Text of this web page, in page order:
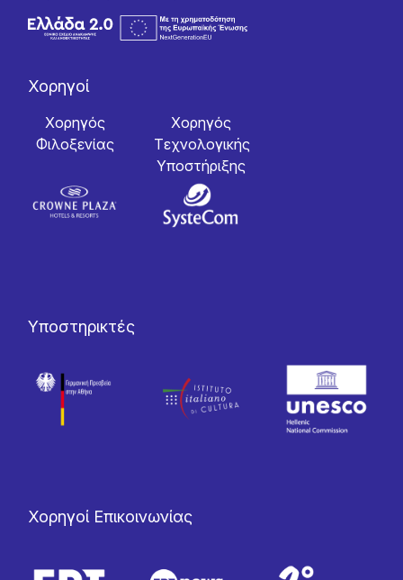
Χορηγοί
Χορηγός
Φιλοξενίας
Χορηγός
Tεχνολογικής
Yποστήριξης
Υποστηρικτές
Χορηγοί Επικοινωνίας